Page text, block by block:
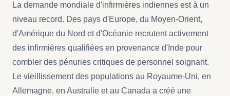
La demande mondiale d'infirmières indiennes est à un
niveau record. Des pays d'Europe, du Moyen-Orient,
d'Amérique du Nord et d'Océanie recrutent activement
des infirmières qualifiées en provenance d'Inde pour
combler des pénuries critiques de personnel soignant.
Le vieillissement des populations au Royaume-Uni, en
Allemagne, en Australie et au Canada a créé une